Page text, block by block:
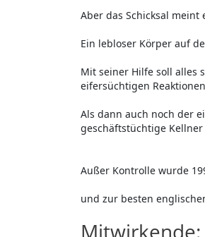
Aber das Schicksal
Ein lebloser Körper auf
Mit seiner Hilfe soll alles
eifersüchtigen
Als dann auch noch der
geschäftstüchtige
Außer Kontrolle wurde
und zur besten
Mitwirkende: